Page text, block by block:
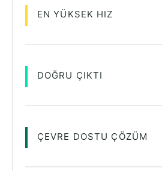
EN YÜKSEK HIZ
DOĞRU ÇIKTI
ÇEVRE DOSTU ÇÖZÜM